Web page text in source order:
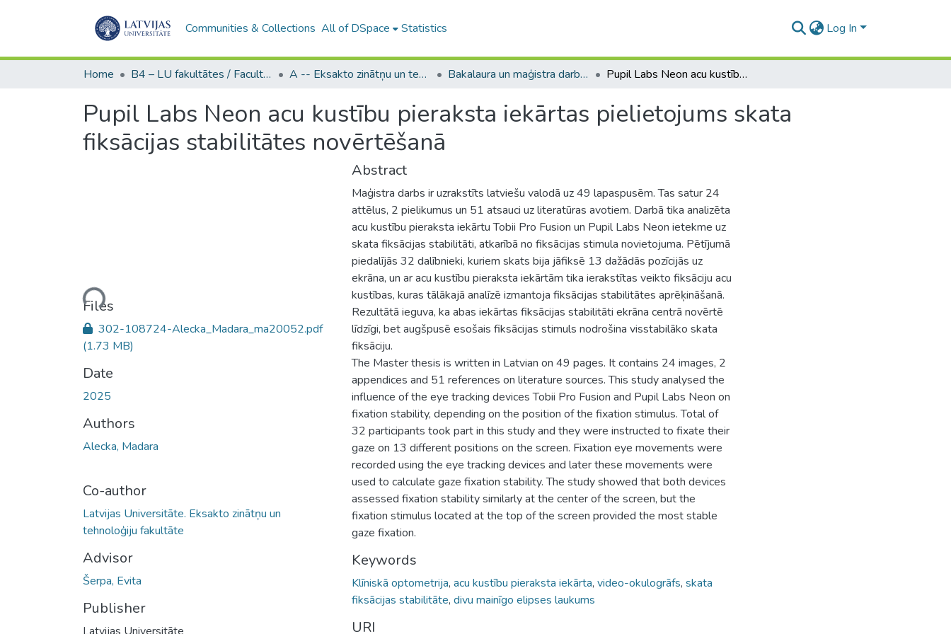
Communities & Collections All of DSpace Statistics Log In
Home B4 – LU fakultātes / Faculties of the UL A -- Eksakto zinātņu un tehnoloģiju fakultāte / Faculty of Science and Technology Bakalaura un maģistra darbi (EZTF) / Bachelor's and Master's theses Pupil Labs Neon acu kustību pieraksta iekārtas pielietojums skata fiksācijas stabilitātes novērtēšanā
Pupil Labs Neon acu kustību pieraksta iekārtas pielietojums skata
fiksācijas stabilitātes novērtēšanā
Loading...
Files
302-108724-Alecka_Madara_ma20052.pdf
(1.73 MB)
Date
2025
Authors
Alecka, Madara
Co-author
Latvijas Universitāte. Eksakto zinātņu un
tehnoloģiju fakultāte
Advisor
Šerpa, Evita
Publisher
Abstract
Maģistra darbs ir uzrakstīts latviešu valodā uz 49 lapaspusēm. Tas satur 24
attēlus, 2 pielikumus un 51 atsauci uz literatūras avotiem. Darbā tika analizēta
acu kustību pieraksta iekārtu Tobii Pro Fusion un Pupil Labs Neon ietekme uz
skata fiksācijas stabilitāti, atkarībā no fiksācijas stimula novietojuma. Pētījumā
piedalījās 32 dalībnieki, kuriem skats bija jāfiksē 13 dažādās pozīcijās uz
ekrāna, un ar acu kustību pieraksta iekārtām tika ierakstītas veikto fiksāciju acu
kustības, kuras tālākajā analīzē izmantoja fiksācijas stabilitātes aprēķināšanā.
Rezultātā ieguva, ka abas iekārtas fiksācijas stabilitāti ekrāna centrā novērtē
līdzīgi, bet augšpusē esošais fiksācijas stimuls nodrošina visstabilāko skata
fiksāciju.
The Master thesis is written in Latvian on 49 pages. It contains 24 images, 2
appendices and 51 references on literature sources. This study analysed the
influence of the eye tracking devices Tobii Pro Fusion and Pupil Labs Neon on
fixation stability, depending on the position of the fixation stimulus. Total of
32 participants took part in this study and they were instructed to fixate their
gaze on 13 different positions on the screen. Fixation eye movements were
recorded using the eye tracking devices and later these movements were
used to calculate gaze fixation stability. The study showed that both devices
assessed fixation stability similarly at the center of the screen, but the
fixation stimulus located at the top of the screen provided the most stable
gaze fixation.
Keywords
Klīniskā optometrija, acu kustību pieraksta iekārta, video-okulogrāfs, skata
fiksācijas stabilitāte, divu mainīgo elipses laukums
URI